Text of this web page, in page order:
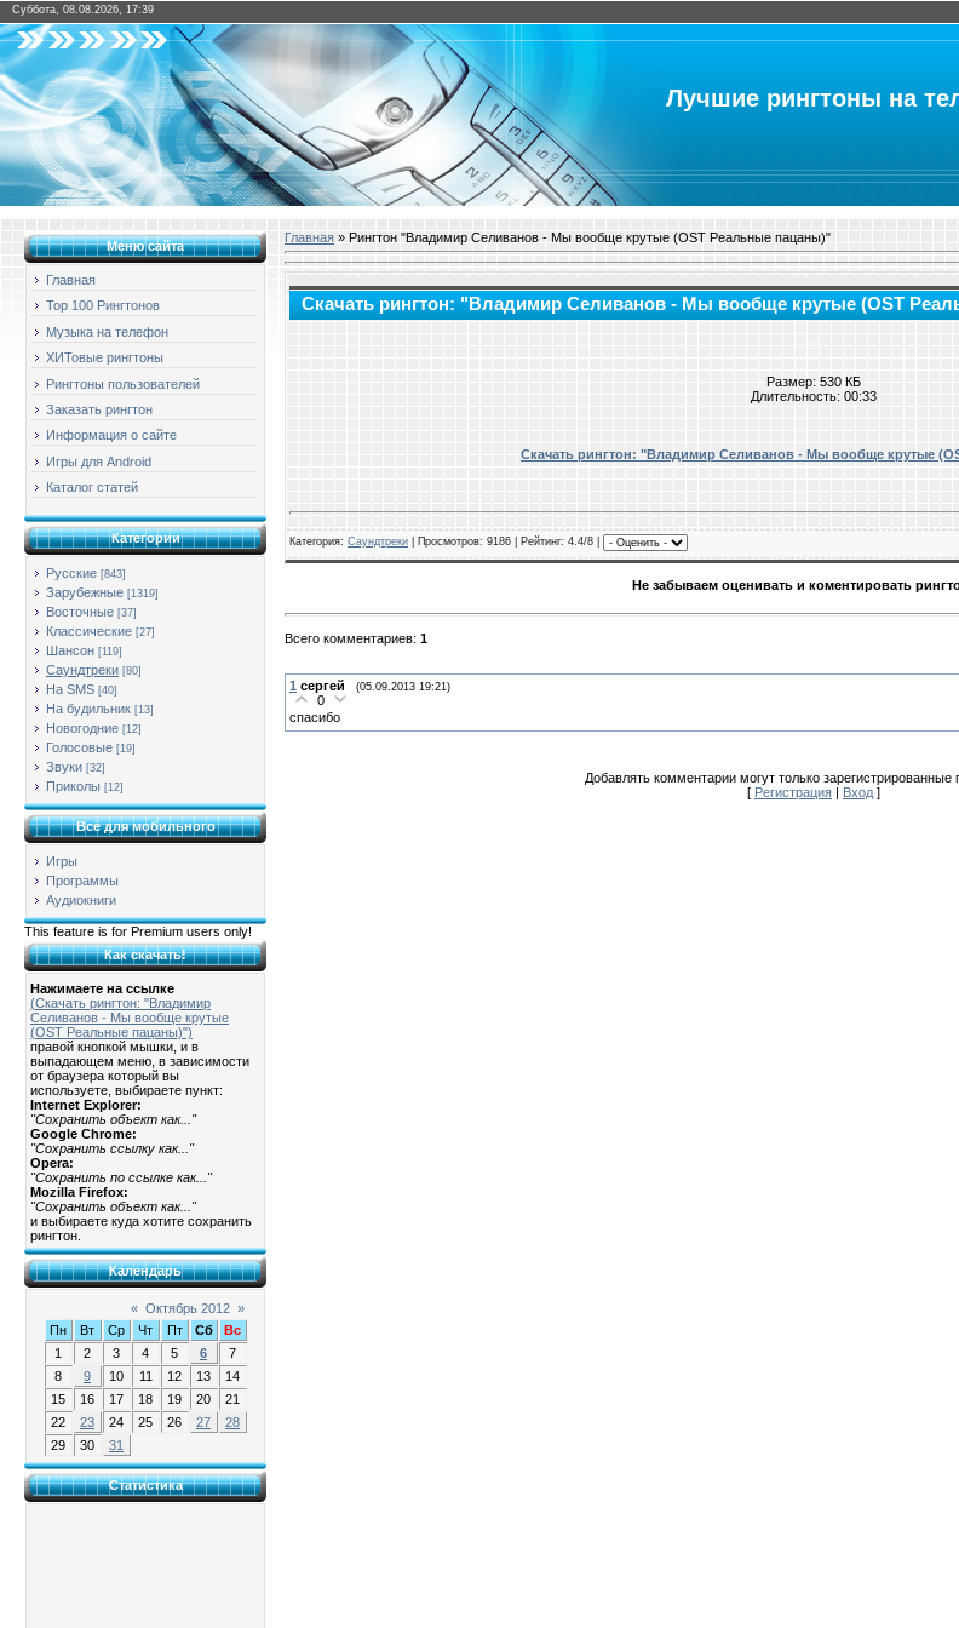
Суббота, 08.08.2026, 17:39
Лучшие рингтоны на
Меню сайта
Главная
Top 100 Рингтонов
Музыка на телефон
ХИТовые рингтоны
Рингтоны пользователей
Заказать рингтон
Информация о сайте
Игры для Android
Каталог статей
Категории
Русские [843]
Зарубежные [1319]
Восточные [37]
Классические [27]
Шансон [119]
Саундтреки [80]
На SMS [40]
На будильник [13]
Новогодние [12]
Голосовые [19]
Звуки [32]
Приколы [12]
Всё для мобильного
Игры
Программы
Аудиокниги
This feature is for Premium users only!
Как скачать!
Нажимаете на ссылке
(Скачать рингтон: "Владимир
Селиванов - Мы вообще крутые
(OST Реальные пацаны)")
правой кнопкой мышки, и в
выпадающем меню, в зависимости
от браузера который вы
используете, выбираете пункт:
Internet Explorer:
"Сохранить объект как..."
Google Chrome:
"Сохранить ссылку как..."
Opera:
"Сохранить по ссылке как..."
Mozilla Firefox:
"Сохранить объект как..."
и выбираете куда хотите сохранить
рингтон.
Календарь
« Октябрь 2012 »
Пн
Вт Ср Чт Пт Сб
Вс
1
2 3 4 5 6
7
8
9 10 11 12 13
14
15
16 17 18 19 20
21
22
23 24 25 26 27
28
29
30 31
Статистика
Главная » Рингтон "Владимир Селиванов - Мы вообще крутые (OST Реальные пацаны)"
Скачать рингтон: "Владимир Селиванов - Мы вообще крутые (OST
Размер: 530 КБ
Длительность: 00:33
Скачать рингтон: "Владимир Селиванов - Мы вообще крутые
Категория: Саундтреки Просмотров: 9186 | Рейтинг: 4.4/8 |
Не забываем оценивать и коментировать
Всего комментариев: 1
1 сергей (05.09.2013 19:21)
0
спасибо
Добавлять комментарии могут только зарегистрированные
[ Регистрация | Вход ]